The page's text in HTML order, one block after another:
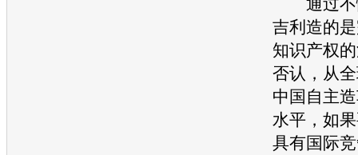
通过不
吉利 造的
知识产权的
否认，从
中国自主
水平，如
具有国际